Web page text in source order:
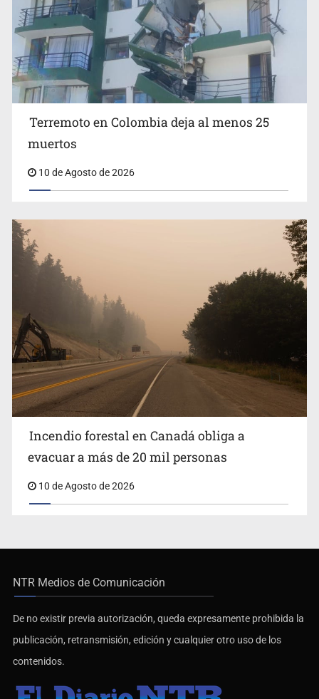
Mario Delgado confirma el fin del modelo de escuelas
militarizadas en México
Terremoto en Colombia deja al menos 25
muertos
10 de Agosto de 2026
Incendio forestal en Canadá obliga a
evacuar a más de 20 mil personas
10 de Agosto de 2026
NTR Medios de Comunicación
De no existir previa autorización, queda expresamente prohibida la
publicación, retransmisión, edición y cualquier otro uso de los
contenidos.